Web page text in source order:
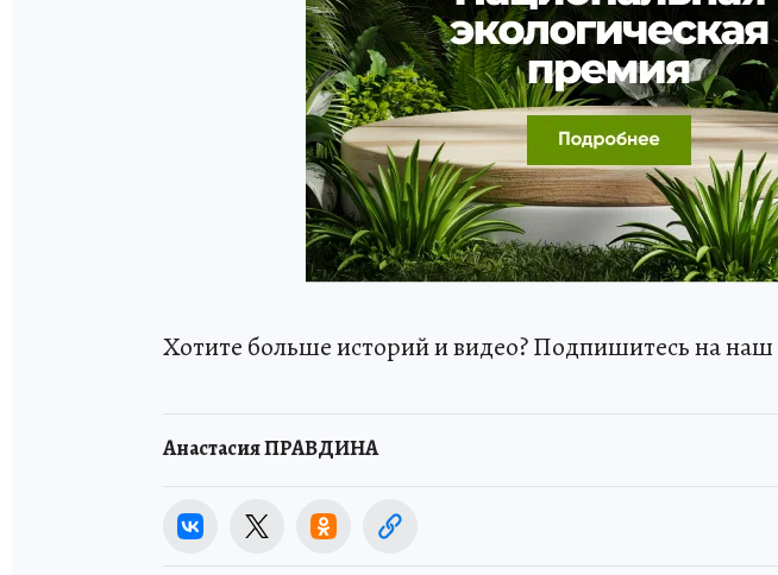
Хотите больше историй и видео? Подпишитесь на наш
Анастасия ПРАВДИНА